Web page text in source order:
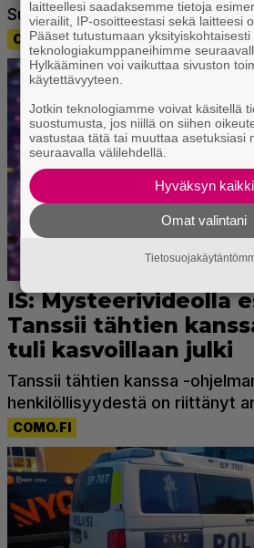
laitteellesi saadaksemme tietoja
vierailit, IP-osoitteestasi sekä laitteesi
Pääset tutustumaan
teknologiakumppaneihimme
Hylkääminen voi vaikuttaa sivuston
käytettävyyteen.
Jotkin teknologiamme voivat käsitellä
suostumusta, jos niillä on siihen
vastustaa tätä tai muuttaa asetuksiasi
seuraavalla välilehdellä.
Hyväksyn kaikki
Omat valintani